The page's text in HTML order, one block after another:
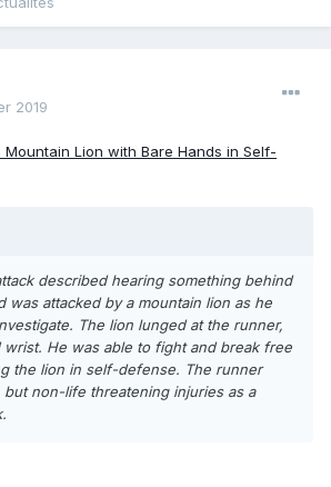
2019
Mountain Lion with Bare Hands in Self-
described hearing something behind
was attacked by a mountain lion as he
The lion lunged at the runner,
wrist. He was able to fight and break free
the lion in self-defense. The runner
but non-life threatening injuries as a